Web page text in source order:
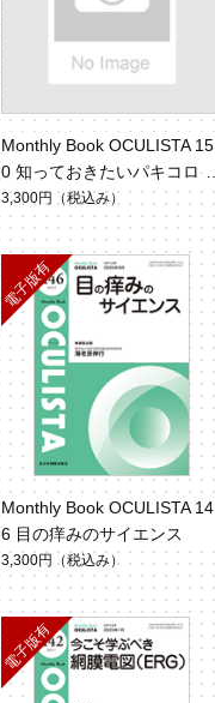
Monthly Book OCULISTA 15
0 知っておきたいパキコロイ
ド
3,300円 （税込み）
Monthly Book OCULISTA 14
6 目の痒みのサイエンス
3,300円 （税込み）